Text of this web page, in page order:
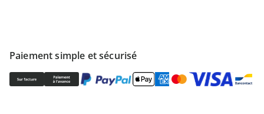
Paiement simple et sécurisé